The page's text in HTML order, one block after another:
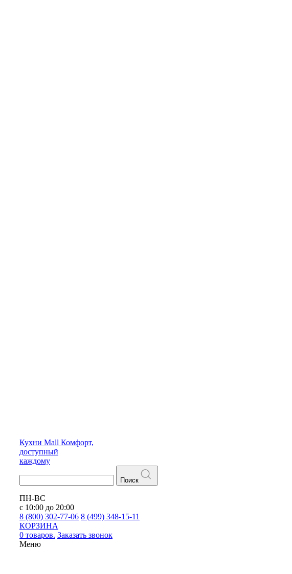
Кухни Mall Комфорт,
доступный
каждому
Поиск
ПН-ВС
с 10:00 до 20:00
8 (800) 302-77-06 8 (499) 348-15-11
КОРЗИНА
0 товаров. Заказать звонок
Меню